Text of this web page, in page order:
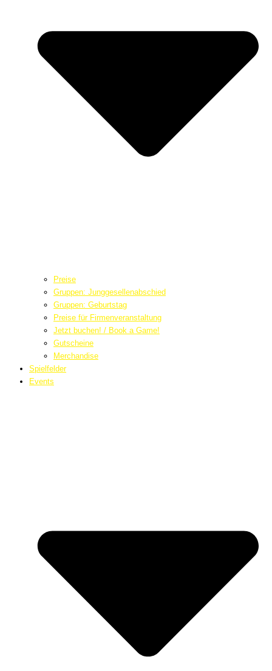
Preise
Gruppen: Junggesellenabschied
Gruppen: Geburtstag
Preise für Firmenveranstaltung
Jetzt buchen! / Book a Game!
Gutscheine
Merchandise
Spielfelder
Events